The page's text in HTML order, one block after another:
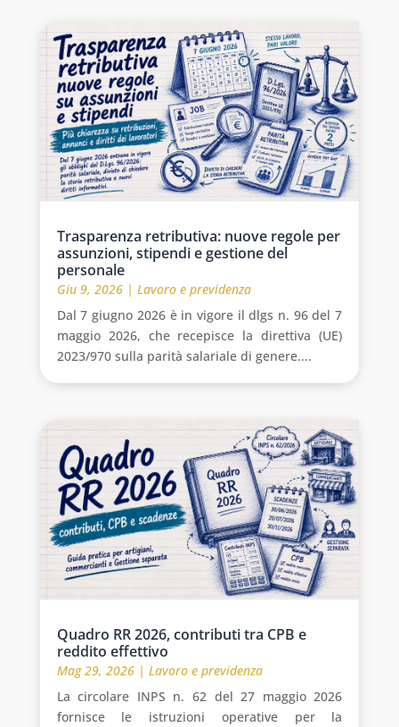
Trasparenza retributiva: nuove regole per
assunzioni, stipendi e gestione del
personale
Giu 9, 2026| Lavoro e previdenza
Dal 7 giugno 2026 è in vigore il dlgs n. 96 del 7
maggio 2026, che recepisce la direttiva (UE)
2023/970 sulla parità salariale di genere....
Quadro RR 2026, contributi tra CPB e
reddito effettivo
Mag 29, 2026| Lavoro e previdenza
La circolare INPS n. 62 del 27 maggio 2026
fornisce le istruzioni operative per la